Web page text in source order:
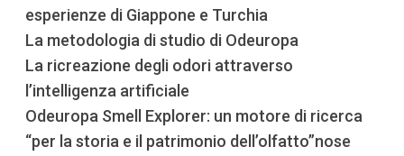
esperienze di Giappone e Turchia
La metodologia di studio di Odeuropa
La ricreazione degli odori attraverso
l’intelligenza artificiale
Odeuropa Smell Explorer: un motore di ricerca
“per la storia e il patrimonio dell’olfatto”nose